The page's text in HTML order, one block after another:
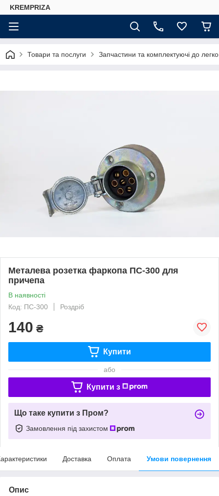
KREMPRIZA
Товари та послуги Запчастини та комплектуючі до
Металева розетка фаркопа ПС-300 для
причепа
В наявності
Код: ПС-300
Роздріб
140 ₴
Купити
або
Купити з
Що таке купити з Пром?
Замовлення під захистом
Доставка Оплата Умови повернення
Опис